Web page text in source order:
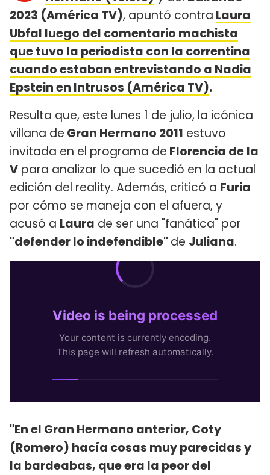
2023 (América TV), apuntó contra Laura
Ubfal luego del comentario machista
que tuvo la periodista con la correntina
cuando estaban entrevistando a Nadia
Epstein en Intrusos (América TV).
Resulta que, este lunes 1 de julio, la icónica
villana de Gran Hermano 2011 estuvo
invitada en el programa de Florencia de la
V para analizar lo que sucedió en la actual
edición del reality. Además, criticó a Furia
por cómo se maneja con el afuera, y
acusó a Laura de ser una "fanática" por
"defender lo indefendible" de Juliana.
"En el Gran Hermano anterior, Coty
(Romero) hacía cosas muy parecidas y
la bardeabas, que era la peor del